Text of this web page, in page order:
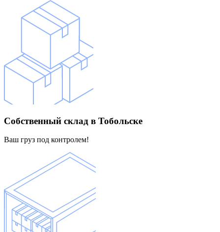
Собственный склад в Тобольске
Ваш груз под контролем!